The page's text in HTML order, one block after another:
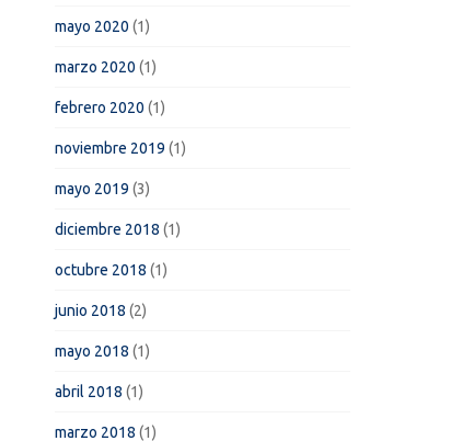
mayo 2020 (1)
marzo 2020 (1)
febrero 2020 (1)
noviembre 2019 (1)
mayo 2019 (3)
diciembre 2018 (1)
octubre 2018 (1)
junio 2018 (2)
mayo 2018 (1)
abril 2018 (1)
marzo 2018 (1)